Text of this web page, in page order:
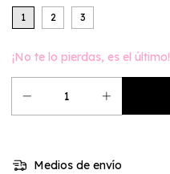
1 2 3
¡No te lo pierdas, es el último!
Medios de envío